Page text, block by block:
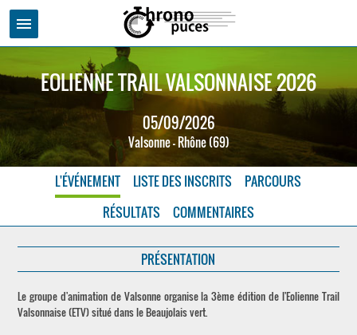
menu
EOLIENNE TRAIL VALSONNAISE 2026
05/09/2026
Valsonne - Rhône (69)
L'ÉVÉNEMENT LISTE DES INSCRITS
PARCOURS
RÉSULTATS
COMMENTAIRES
PRÉSENTATION
Le groupe d'animation de Valsonne organise la 3ème édition de l'Eolienne Trail
Valsonnaise (ETV) situé dans le Beaujolais vert.